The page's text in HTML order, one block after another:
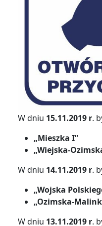
W dniu 15.11.2019 r.
„Mieszka I”
„Wiejska-
W dniu 14.11.2019 r.
„Wojska
„Ozimska-
W dniu 13.11.2019 r.